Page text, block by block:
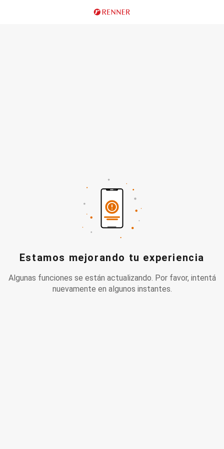
Estamos mejorando tu experiencia
Algunas funciones se están actualizando. Por favor, intentá
nuevamente en algunos instantes.